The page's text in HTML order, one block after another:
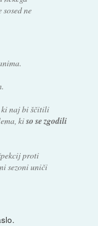
sosed ne
ki naj bi ščitili
kiso se zgodili
proti
sezoni uniči